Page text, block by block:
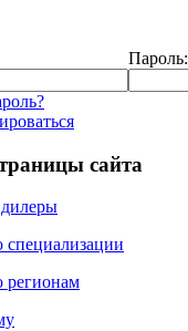
Пароль:
сайта